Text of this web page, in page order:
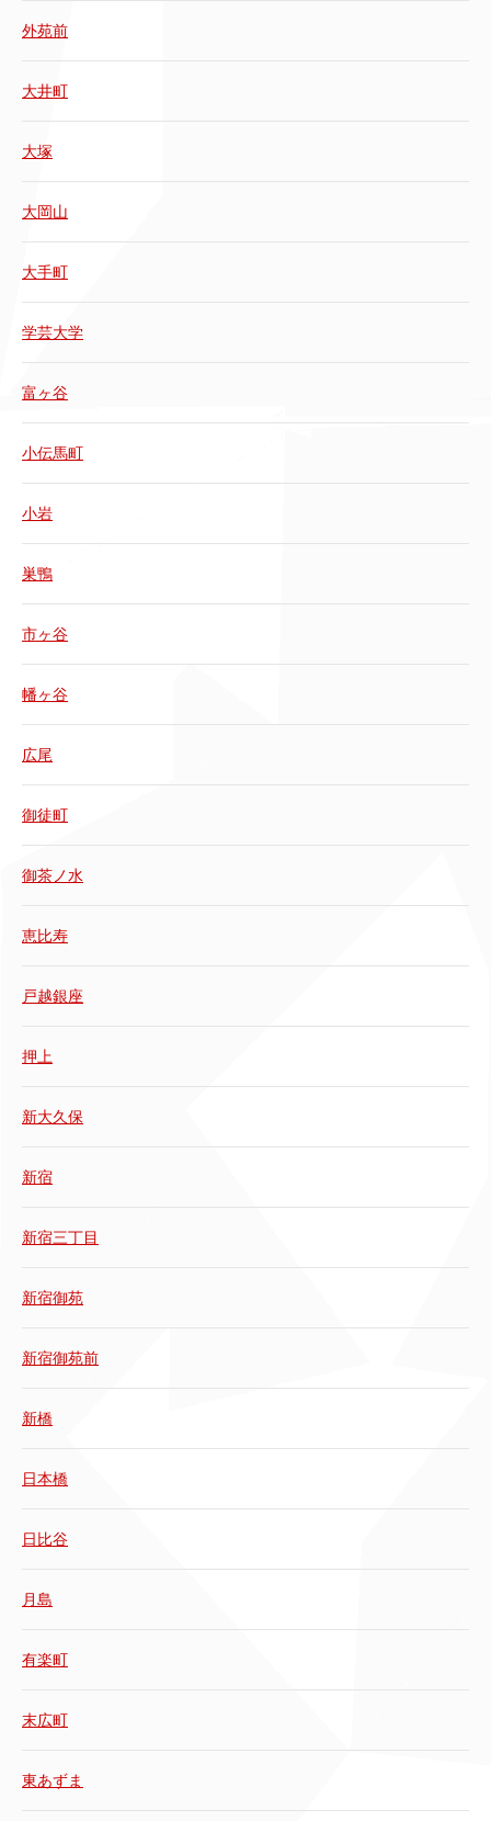
外苑前
大井町
大塚
大岡山
大手町
学芸大学
富ヶ谷
小伝馬町
小岩
巣鴨
市ヶ谷
幡ヶ谷
広尾
御徒町
御茶ノ水
恵比寿
戸越銀座
押上
新大久保
新宿
新宿三丁目
新宿御苑
新宿御苑前
新橋
日本橋
日比谷
月島
有楽町
末広町
東あずま